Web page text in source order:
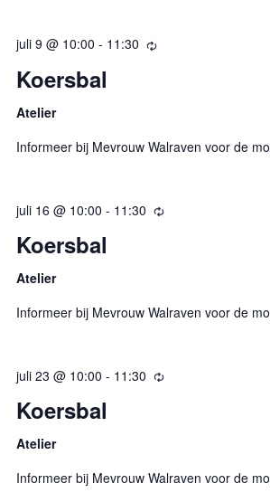
juli 9 @ 10:00 - 11:30 Terugkerend
Koersbal
Atelier
Informeer bij Mevrouw Walraven voor de
juli 16 @ 10:00 - 11:30 Terugkerend
Koersbal
Atelier
Informeer bij Mevrouw Walraven voor de
juli 23 @ 10:00 - 11:30 Terugkerend
Koersbal
Atelier
Informeer bij Mevrouw Walraven voor de